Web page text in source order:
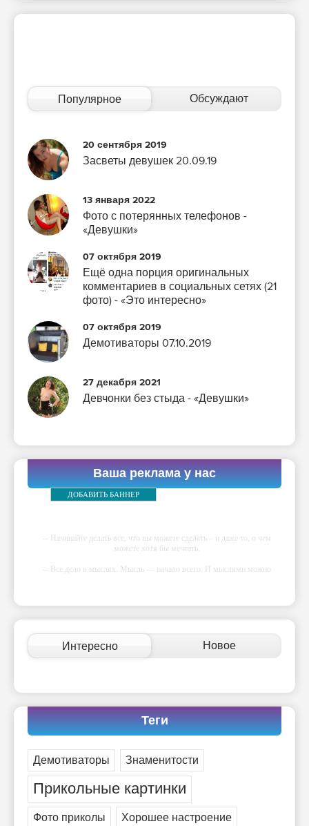
Популярное Обсуждают
20 сентября 2019
Засветы девушек 20.09.19
13 января 2022
Фото с потерянных телефонов -
«Девушки»
07 октября 2019
Ещё одна порция оригинальных
комментариев в социальных сетях (21
фото) - «Это интересно»
07 октября 2019
Демотиваторы 07.10.2019
27 декабря 2021
Девчонки без стыда - «Девушки»
Ваша реклама у нас
ДОБАВИТЬ БАННЕР
-- Начинайте делать все, что вы можете сделать – и даже то, о чем
можете хотя бы мечтать.
-- Все дело в мыслях. Мысль — начало всего. И мыслями можно
которую вы сами себе придумали.
-- Самое большое богатство — это ум. Самая большая нищета —
глупость. Из всех страхов самый пугающий — самолюбование.
его дал.
-- Люблю давать советы и очень не люблю, когда их дают мне.
Интересно Новое
Теги
Демотиваторы Знаменитости
Прикольные картинки
Фото приколы
Хорошее настроение